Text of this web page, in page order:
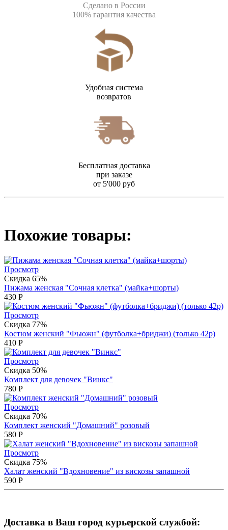
Сделано в России
100% гарантия качества
Удобная система
возвратов
Бесплатная доставка
при заказе
от 5'000 руб
Похожие товары:
Просмотр
Скидка 65%
Пижама женская "Сочная клетка" (майка+шорты)
430 Р
Просмотр
Скидка 77%
Костюм женский "Фьюжн" (футболка+бриджи) (только 42р)
410 Р
Просмотр
Скидка 50%
Комплект для девочек "Винкс"
780 Р
Просмотр
Скидка 70%
Комплект женский "Домашний" розовый
580 Р
Просмотр
Скидка 75%
Халат женский "Вдохновение" из вискозы запашной
590 Р
Доставка в Ваш город курьерской службой: